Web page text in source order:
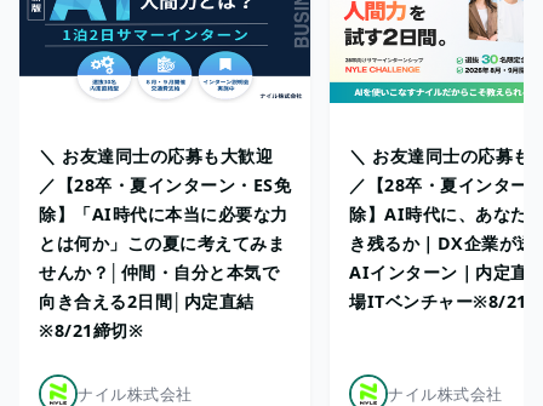
＼ お友達同士の応募も大歓迎
／【28卒・夏インターン・ES免
除】「AI時代に本当に必要な力
とは何か」この夏に考えてみま
せんか？│仲間・自分と本気で
向き合える2日間│内定直結
※8/21締切※
ナイル株式会社
＼ お友達同士の応募も
／【28卒・夏インター
除】AI時代に、あなた
き残るか｜DX企業が送
AIインターン｜内定直
場ITベンチャー※8/21
ナイル株式会社